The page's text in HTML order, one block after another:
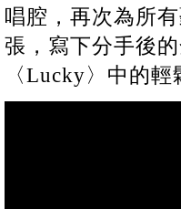
唱腔，再次為所
張，寫下分手後
〈Lucky〉中的輕